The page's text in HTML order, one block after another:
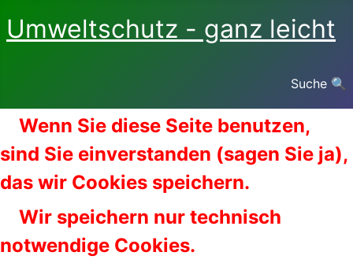
Umweltschutz - ganz leicht
Suche 🔍
Wenn Sie diese Seite benutzen,
sind Sie einverstanden (sagen Sie ja),
das wir Cookies speichern.
Wir speichern nur technisch
notwendige Cookies.